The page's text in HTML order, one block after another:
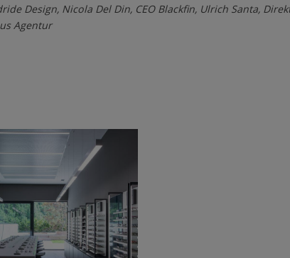
Design, Nicola Del Din, CEO Blackfin, Ulrich Santa,
Agentur